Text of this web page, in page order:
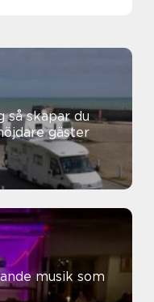
gäster